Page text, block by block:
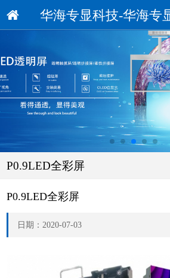
P0.9LED全彩屏
P0.9LED全彩屏
日期：2020-07-03